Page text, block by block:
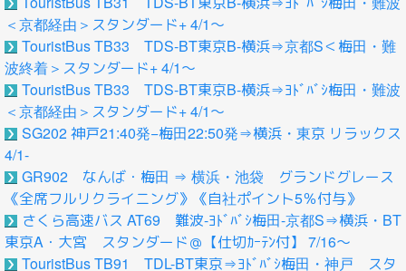
＜京都経由＞スタンダード+ 4/1～
TouristBus TB33 TDS-BT東京B-横浜⇒京都S＜梅田・難
波終着＞スタンダード+ 4/1～
TouristBus TB33 TDS-BT東京B-横浜⇒ﾖﾄﾞﾊﾞｼ梅田・難波
＜京都経由＞スタンダード+ 4/1～
SG202 神戸21:40発−梅田22:50発⇒横浜・東京 リラックス
4/1-
GR902 なんば・梅田 ⇒ 横浜・池袋 グランドグレース
《全席フルリクライニング》《自社ポイント5％付与》
さくら高速バス AT69 難波-ﾖﾄﾞﾊﾞｼ梅田-京都S⇒横浜・BT
東京A・大宮 スタンダード＠【仕切ｶｰﾃﾝ付】 7/16～
TouristBus TB91 TDL-BT東京⇒ﾖﾄﾞﾊﾞｼ梅田・神戸 スタ